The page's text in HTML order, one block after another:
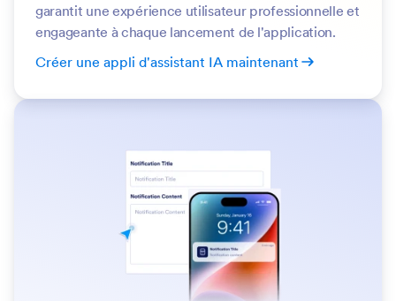
garantit une expérience utilisateur professionnelle et
engageante à chaque lancement de l'application.
Créer une appli d'assistant IA maintenant